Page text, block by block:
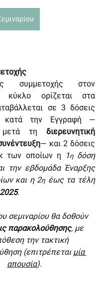
συμμετοχής στον
σε 3 δόσεις
την Εγγραφή —
τη διερευνητική
— και 2 δόσεις
των οποίων η 1η δόση
την εβδομάδα Έναρξης
και η 2η
έως τα τέλη
.
σεμιναρίου θα δοθούν
παρακολούθησης, με
την τακτική
(επιτρέπεται μία
απουσία).